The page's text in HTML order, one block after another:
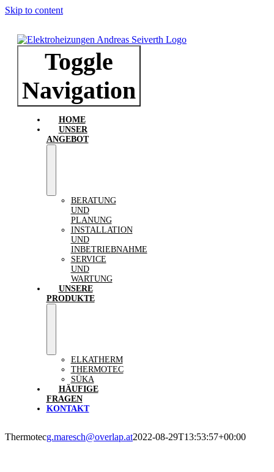
Skip to content
Toggle
Navigation
HOME
UNSER
ANGEBOT
BERATUNG
UND
PLANUNG
INSTALLATION
UND
INBETRIEBNAHME
SERVICE
UND
WARTUNG
UNSERE
PRODUKTE
ELKATHERM
THERMOTEC
SÜKA
HÄUFIGE
FRAGEN
KONTAKT
Thermotecg.maresch@overlap.at2022-08-29T13:53:57+00:00